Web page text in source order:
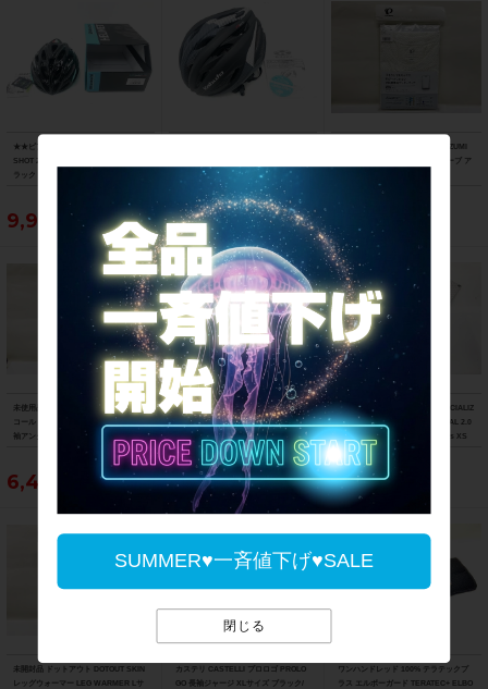
SUMMER♥一斉値下げ♥SALE
閉じる
★★ビアンキ Bianchi SH+ ショット2
SHOT 2 MR013 SHOT S-L 55-60cm ブ
ラック チェレステ ヘルメット 2022年
9,900円
2026年製造（サイクルパラダイス山口
5,500円
未使用品 パールイズミ PEARL IZUMI
クールフィットドライ ノースリーブ ア
未使用品 パールイズミ PEARL IZUMI
コールド シェイド ロングスリーブ 長
袖アンダーウェア XLサイズ ブラック
6,490円
未使用品 スペシャライズド SPECIALI
ZED レッグウォーマー THERMINAL 2.
0 LEG WARMERS Lサイズ ブラック
5,390円
未使用品 スペシャライズド SPECIALIZ
ED レッグウォーマー THERMINAL 2.0
LEG WARMERS WMN Women's XS
サイズ ブラック
5,390円
未開封品 ドットアウト DOTOUT SKIN
レッグウォーマー LEG WARMER Lサ
カステリ CASTELLI プロロゴ PROLO
GO 長袖ジャージ XLサイズ ブラック/
ワンハンドレッド 100% テラテックプ
ラス エルボーガード TERATEC+ ELBO